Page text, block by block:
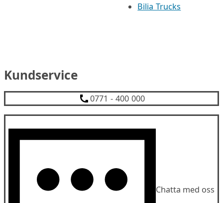
Bilia Trucks
Kundservice
0771 - 400 000
Chatta med oss